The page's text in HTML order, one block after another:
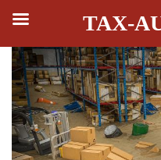
Zum
Inhalt
springen
TAX-